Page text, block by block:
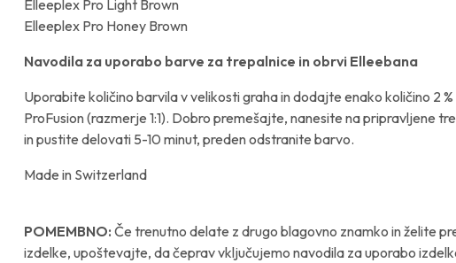
Elleeplex Pro Light Brown
Elleeplex Pro Honey Brown
Navodila za uporabo barve za trepalnice in obrvi Elleebana
Uporabite količino barvila v velikosti graha in dodajte enako količino 2
ProFusion (razmerje 1:1). Dobro premešajte, nanesite na pripravljene
in pustite delovati 5-10 minut, preden odstranite barvo.
Made in Switzerland
POMEMBNO: Če trenutno delate z drugo blagovno znamko in želite
izdelke, upoštevajte, da čeprav vključujemo navodila za uporabo